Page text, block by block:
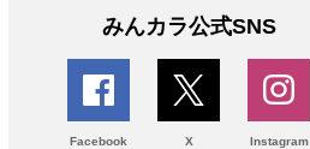
みんカラ公式SNS
Facebook X Instagram